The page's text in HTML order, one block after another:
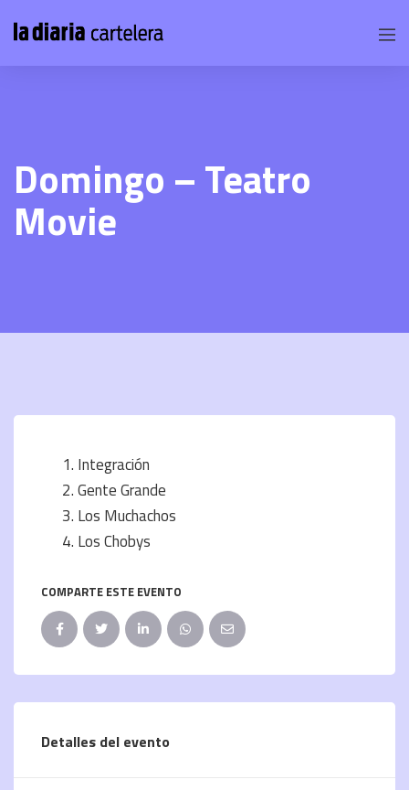
Domingo – Teatro
Movie
Integración
Gente Grande
Los Muchachos
Los Chobys
COMPARTE ESTE EVENTO
Detalles del evento